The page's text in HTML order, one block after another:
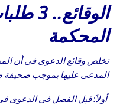
المحكمة
تخلص وقائع الدعوى فى أن
المدعى عليها بموجب صحيفة
أولاَ: قبل الفصل فى الدعوى